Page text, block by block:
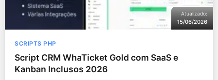
Atualizado:
15/06/2026
SCRIPTS PHP
Script CRM WhaTicket Gold com SaaS e
Kanban Inclusos 2026